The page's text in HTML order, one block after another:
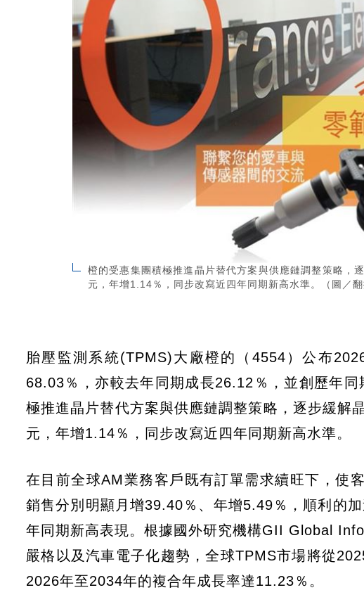
橙的受惠集團積極推進晶片替代方案與供應鏈調整策略，
元，年增1.14％，同步改寫近四年同期新高水準。（圖／翻
胎壓監測系統(TPMS)大廠橙的（4554）公布
68.03％，亦較去年同期成長26.12％，並創歷年
極推進晶片替代方案與供應鏈調整策略，逐步緩解
元，年增1.14％，同步改寫近四年同期新高水準。
在目前全球AM業務客戶既有訂單需求續旺下，使
銷售分別明顯月增39.40％、年增5.49％，順利的
年同期新高表現。根據國外研究機構GII Global
嚴格以及汽車電子化趨勢，全球TPMS市場將從
2026年至2034年的複合年成長率達11.23％。